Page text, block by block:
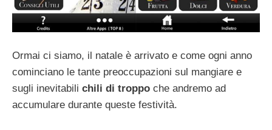
Ormai ci siamo, il natale è arrivato e come ogni anno
cominciano le tante preoccupazioni sul mangiare e
sugli inevitabili chili di troppo che andremo ad
accumulare durante queste festività.